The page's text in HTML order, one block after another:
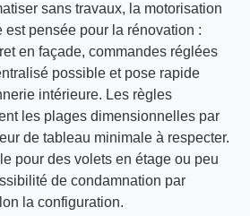
sans travaux, la motorisation
est pensée pour la rénovation :
en façade, commandes réglées
possible et pose rapide
intérieure. Les règles
les plages dimensionnelles par
de tableau minimale à respecter.
pour des volets en étage ou peu
de condamnation par
la configuration.